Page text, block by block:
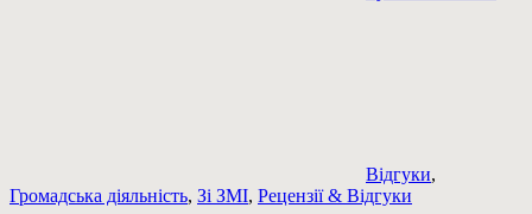
Відгуки,
Громадська діяльність, Зі ЗМІ, Рецензії & Відгуки